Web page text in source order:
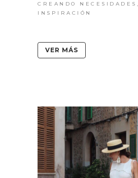
CREANDO NECESIDADES ,
INSPIRACIÓN
VER MÁS